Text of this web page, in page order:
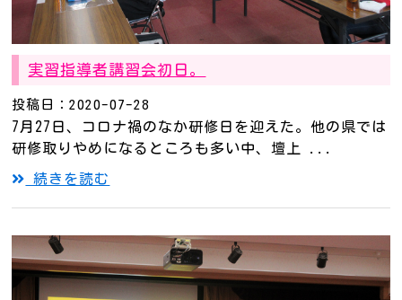
実習指導者講習会初日。
投稿日：2020-07-28
7月27日、コロナ禍のなか研修日を迎えた。他の県では
研修取りやめになるところも多い中、壇上 ...
続きを読む